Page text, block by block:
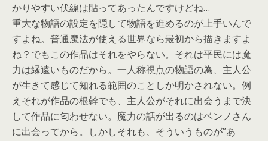
かりやすい伏線は貼ってあったんですけどね…
重大な物語の設定を隠して物語を進めるのが上手いんで
すよね。普通魔法が使える世界なら最初から描きますよ
ね？でもこの作品はそれをやらない。それは平民には魔
力は縁遠いものだから。一人称視点の物語の為、主人公
が生きて感じて知れる範囲のことしか明かされない。例
えそれが作品の根幹でも、主人公がそれに出会うまで決
して作品に匂わせない。魔力の話が出るのはベンノさん
に出会ってから。しかしそれも、そういうものが”あ